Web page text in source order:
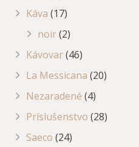
Káva (17)
noir(2)
Kávovar(46)
La Messicana (20)
Nezaradené (4)
Príslušenstvo (28)
Saeco (24)